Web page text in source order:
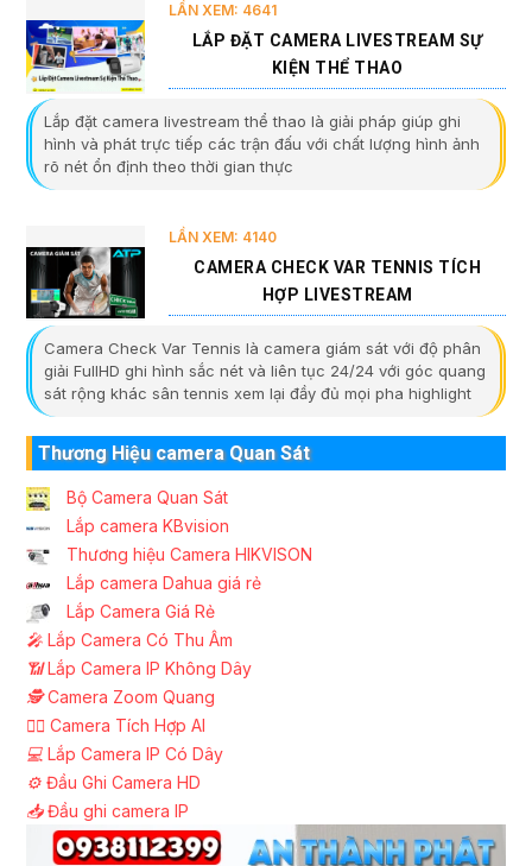
LẦN XEM: 4641
LẮP ĐẶT CAMERA LIVESTREAM SỰ
KIỆN THỂ THAO
Lắp đặt camera livestream thể thao là giải pháp giúp ghi
hình và phát trực tiếp các trận đấu với chất lượng hình ảnh
rõ nét ổn định theo thời gian thực
LẦN XEM: 4140
CAMERA CHECK VAR TENNIS TÍCH
HỢP LIVESTREAM
Camera Check Var Tennis là camera giám sát với độ phân
giải FullHD ghi hình sắc nét và liên tục 24/24 với góc quang
sát rộng khác sân tennis xem lại đầy đủ mọi pha highlight
Thương Hiệu camera Quan Sát
Bộ Camera Quan Sát
Lắp camera KBvision
Thương hiệu Camera HIKVISON
Lắp camera Dahua giá rẻ
Lắp Camera Giá Rẻ
️🎤️ Lắp Camera Có Thu Âm
📶Lắp Camera IP Không Dây
🕵️Camera Zoom Quang
🧛‍♀️ Camera Tích Hợp AI
💻 Lắp Camera IP Có Dây
⚙️ Đầu Ghi Camera HD
📥Đầu ghi camera IP